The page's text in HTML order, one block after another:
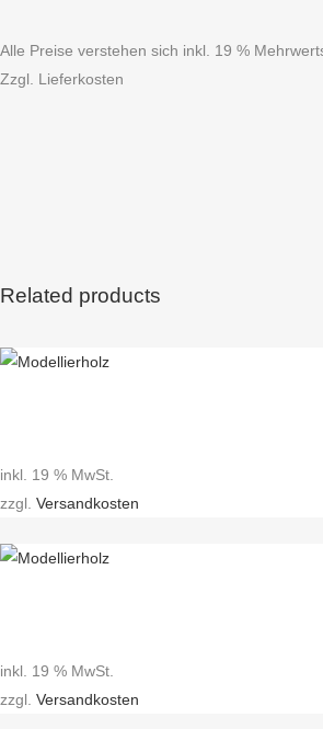
Alle Preise verstehen sich inkl. 19 %
Zzgl. Lieferkosten
Related products
inkl. 19 % MwSt.
zzgl. Versandkosten
inkl. 19 % MwSt.
zzgl. Versandkosten